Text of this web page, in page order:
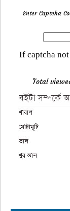
Enter Captcha
If captcha
Total